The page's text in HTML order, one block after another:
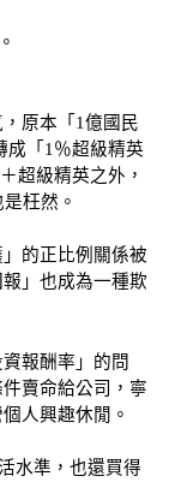
原本「1億國民
成「1％超級精英
超級精英之外，
枉然。
的正比例關係被
」也成為一種欺
報酬率」的問
賣命給公司，寧
人興趣休閒。
水準，也還買得